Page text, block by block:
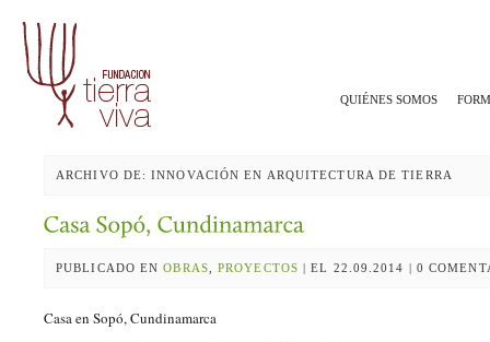
QUIÉNES SOMOS
ARCHIVO DE: INNOVACIÓN EN ARQUITECTURA DE TIERRA
PUBLICADO ENOBRAS ,PROYECTOS | EL 22.09.2014 | 0
Casa en Sopó, Cundinamarca